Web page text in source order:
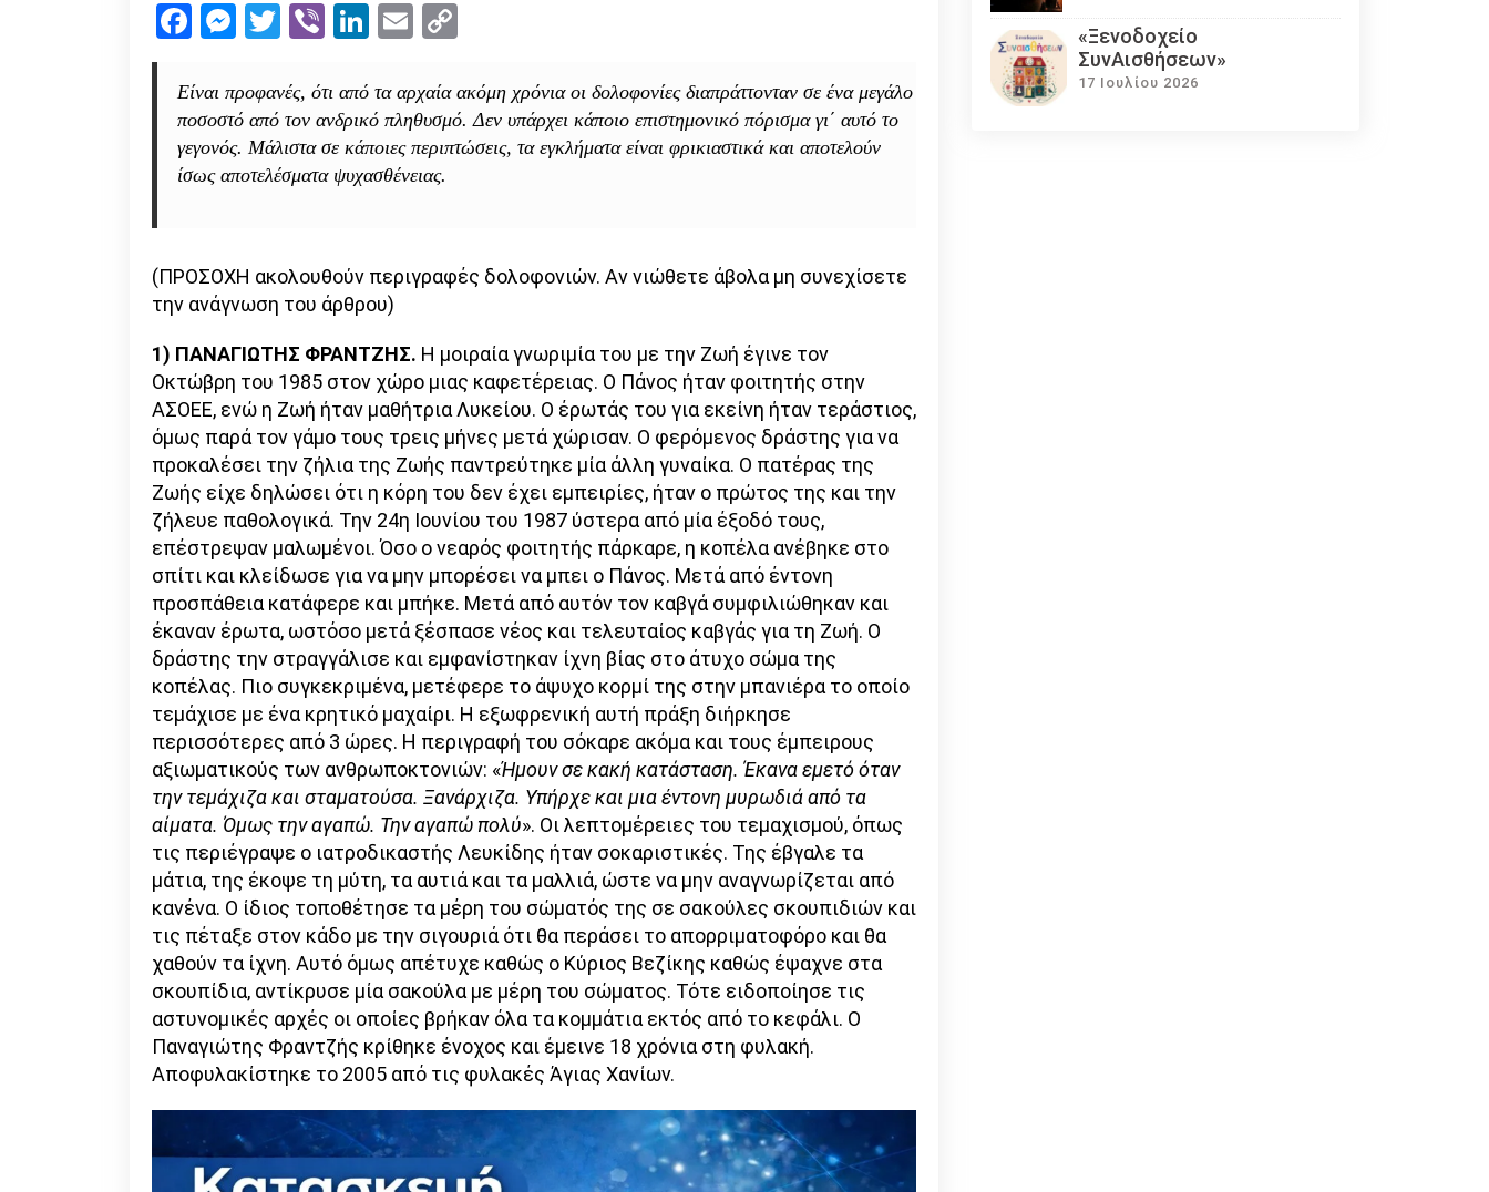
Facebook
Messenger
Twitter
ViberLinkedIn
Email
Είναι προφανές, ότι από τα αρχαία ακόμη χρόνια οι δολοφονίες διαπράττονταν σε ένα μεγάλο
ποσοστό από τον ανδρικό πληθυσμό. Δεν υπάρχει κάποιο επιστημονικό πόρισμα γι΄ αυτό το
γεγονός. Μάλιστα σε κάποιες περιπτώσεις, τα εγκλήματα είναι φρικιαστικά και αποτελούν
ίσως αποτελέσματα ψυχασθένειας.
(ΠΡΟΣΟΧΗ ακολουθούν περιγραφές δολοφονιών. Αν νιώθετε άβολα μη συνεχίσετε
την ανάγνωση του άρθρου)
1) ΠΑΝΑΓΙΩΤΗΣ ΦΡΑΝΤΖΗΣ. Η μοιραία γνωριμία του με την Ζωή έγινε τον
Οκτώβρη του 1985 στον χώρο μιας καφετέρειας. Ο Πάνος ήταν φοιτητής στην
ΑΣΟEΕ, ενώ η Ζωή ήταν μαθήτρια Λυκείου. Ο έρωτάς του για εκείνη ήταν τεράστιος,
όμως παρά τον γάμο τους τρεις μήνες μετά χώρισαν. Ο φερόμενος δράστης για να
προκαλέσει την ζήλια της Ζωής παντρεύτηκε μία άλλη γυναίκα. Ο πατέρας της
Ζωής είχε δηλώσει ότι η κόρη του δεν έχει εμπειρίες, ήταν ο πρώτος της και την
ζήλευε παθολογικά. Την 24η Ιουνίου του 1987 ύστερα από μία έξοδό τους,
επέστρεψαν μαλωμένοι. Όσο ο νεαρός φοιτητής πάρκαρε, η κοπέλα ανέβηκε στο
σπίτι και κλείδωσε για να μην μπορέσει να μπει ο Πάνος. Μετά από έντονη
προσπάθεια κατάφερε και μπήκε. Μετά από αυτόν τον καβγά συμφιλιώθηκαν και
έκαναν έρωτα, ωστόσο μετά ξέσπασε νέος και τελευταίος καβγάς για τη Ζωή. Ο
δράστης την στραγγάλισε και εμφανίστηκαν ίχνη βίας στο άτυχο σώμα της
κοπέλας. Πιο συγκεκριμένα, μετέφερε το άψυχο κορμί της στην μπανιέρα το οποίο
τεμάχισε με ένα κρητικό μαχαίρι. Η εξωφρενική αυτή πράξη διήρκησε
περισσότερες από 3 ώρες. Η περιγραφή του σόκαρε ακόμα και τους έμπειρους
αξιωματικούς των ανθρωποκτονιών: «Ήμουν σε κακή κατάσταση. Έκανα εμετό όταν
την τεμάχιζα και σταματούσα. Ξανάρχιζα. Υπήρχε και μια έντονη μυρωδιά από τα
αίματα. Όμως την αγαπώ. Την αγαπώ πολύ». Οι λεπτομέρειες του τεμαχισμού, όπως
τις περιέγραψε ο ιατροδικαστής Λευκίδης ήταν σοκαριστικές. Της έβγαλε τα
μάτια, της έκοψε τη μύτη, τα αυτιά και τα μαλλιά, ώστε να μην αναγνωρίζεται από
κανένα. Ο ίδιος τοποθέτησε τα μέρη του σώματός της σε σακούλες σκουπιδιών και
τις πέταξε στον κάδο με την σιγουριά ότι θα περάσει το απορριματοφόρο και θα
χαθούν τα ίχνη. Αυτό όμως απέτυχε καθώς ο Κύριος Βεζίκης καθώς έψαχνε στα
σκουπίδια, αντίκρυσε μία σακούλα με μέρη του σώματος. Τότε ειδοποίησε τις
αστυνομικές αρχές οι οποίες βρήκαν όλα τα κομμάτια εκτός από το κεφάλι. Ο
Παναγιώτης Φραντζής κρίθηκε ένοχος και έμεινε 18 χρόνια στη φυλακή.
Αποφυλακίστηκε το 2005 από τις φυλακές Άγιας Χανίων.
«Ξενοδοχείο
ΣυνΑισθήσεων»
17 Ιουλίου 2026